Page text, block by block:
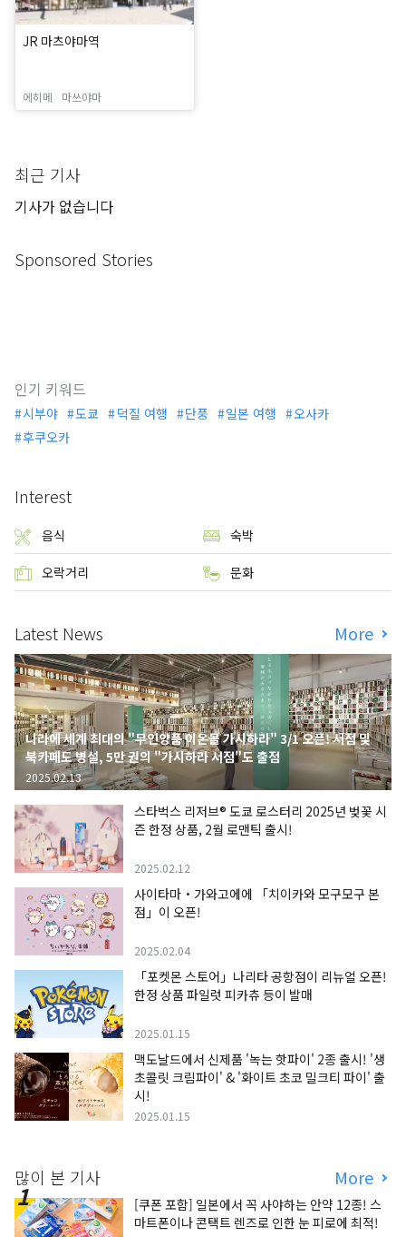
JR 마츠야마역
에히메 마쓰야마
최근 기사
기사가 없습니다
Sponsored Stories
인기 키워드
시부야 도쿄 덕질 여행 단풍 일본 여행
오사카
후쿠오카
Interest
음식 숙박
오락거리 문화
Latest News More
나라에 세계 최대의 "무인양품 이온몰 가시하라" 3/1 오픈! 서점 및
북카페도 병설, 5만 권의 "가시하라 서점"도 출점
2025.02.13
스타벅스 리저브® 도쿄 로스터리 2025년 벚꽃 시
즌 한정 상품, 2월 로맨틱 출시!
2025.02.12
사이타마・가와고에에 「치이카와 모구모구 본
점」이 오픈!
2025.02.04
「포켓몬 스토어」나리타 공항점이 리뉴얼 오픈!
한정 상품 파일럿 피카츄 등이 발매
2025.01.15
맥도날드에서 신제품 '녹는 핫파이' 2종 출시! '생
초콜릿 크림파이' & '화이트 초코 밀크티 파이' 출
시!
2025.01.15
많이 본 기사 More
[쿠폰 포함] 일본에서 꼭 사야하는 안약 12종! 스
마트폰이나 콘택트 렌즈로 인한 눈 피로에 최적!